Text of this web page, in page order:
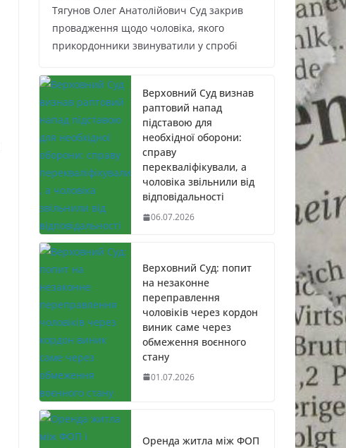
Тягунов Олег Анатолійович Суд закрив
провадження щодо чоловіка, якого
прикордонники звинуватили у спробі
Верховний Суд визнав
раптовий напад
підставою для
необхідної оборони:
справу
перекваліфікували, а
чоловіка звільнили від
відповідальності
06.07.2026
Верховний Суд: попит
на незаконне
переправлення
чоловіків через кордон
виник саме через
обмеження воєнного
стану
01.07.2026
Оренда житла між ФОП